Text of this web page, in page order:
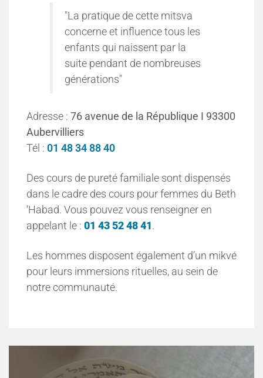
"La pratique de cette mitsva
concerne et influence tous les
enfants qui naissent par la
suite pendant de nombreuses
générations"
Adresse : 76 avenue de la République I 93300
Aubervilliers
Tél : 01 48 34 88 40
Des cours de pureté familiale sont dispensés
dans le cadre des cours pour femmes du Beth
‘Habad. Vous pouvez vous renseigner en
appelant le : 01 43 52 48 41.
Les hommes disposent également d’un mikvé
pour leurs immersions rituelles, au sein de
notre communauté.